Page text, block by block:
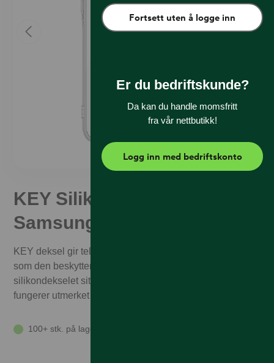
KEY Silikon Deksel
Samsung A35 Klar
KEY deksel gir telefonen en ren fargerik look samtidig
som den beskytter telefonen din. Dette tynne
silikondekselet sitter som støpt rundt knappene og
fungerer utmerket med trådløs lading.
100+ stk. på lager
Fortsett uten å logge inn
Er du bedriftskunde?
Da kan du handle momsfritt
fra vår nettbutikk!
Logg inn med bedriftskonto